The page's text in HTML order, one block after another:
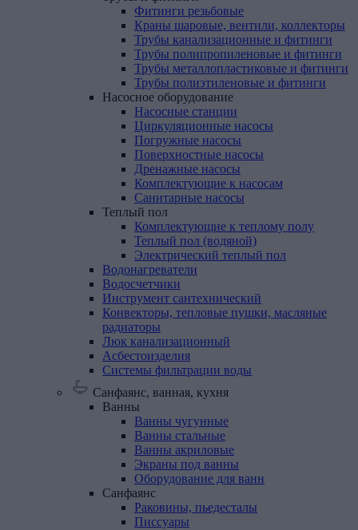
Фитинги резьбовые
Краны шаровые, вентили, коллекторы
Трубы канализационные и фитинги
Трубы полипропиленовые и фитинги
Трубы металлопластиковые и фитинги
Трубы полиэтиленовые и фитинги
Насосное оборудование
Насосные станции
Циркуляционные насосы
Погружные насосы
Поверхностные насосы
Дренажные насосы
Комплектующие к насосам
Санитарные насосы
Теплый пол
Комплектующие к теплому полу
Теплый пол (водяной)
Электрический теплый пол
Водонагреватели
Водосчетчики
Инструмент сантехнический
Конвекторы, тепловые пушки, масляные
радиаторы
Люк канализационный
Асбестоизделия
Системы фильтрации воды
Санфаянс, ванная, кухня
Ванны
Ванны чугунные
Ванны стальные
Ванны акриловые
Экраны под ванны
Оборудование для ванн
Санфаянс
Раковины, пьедесталы
Писсуары